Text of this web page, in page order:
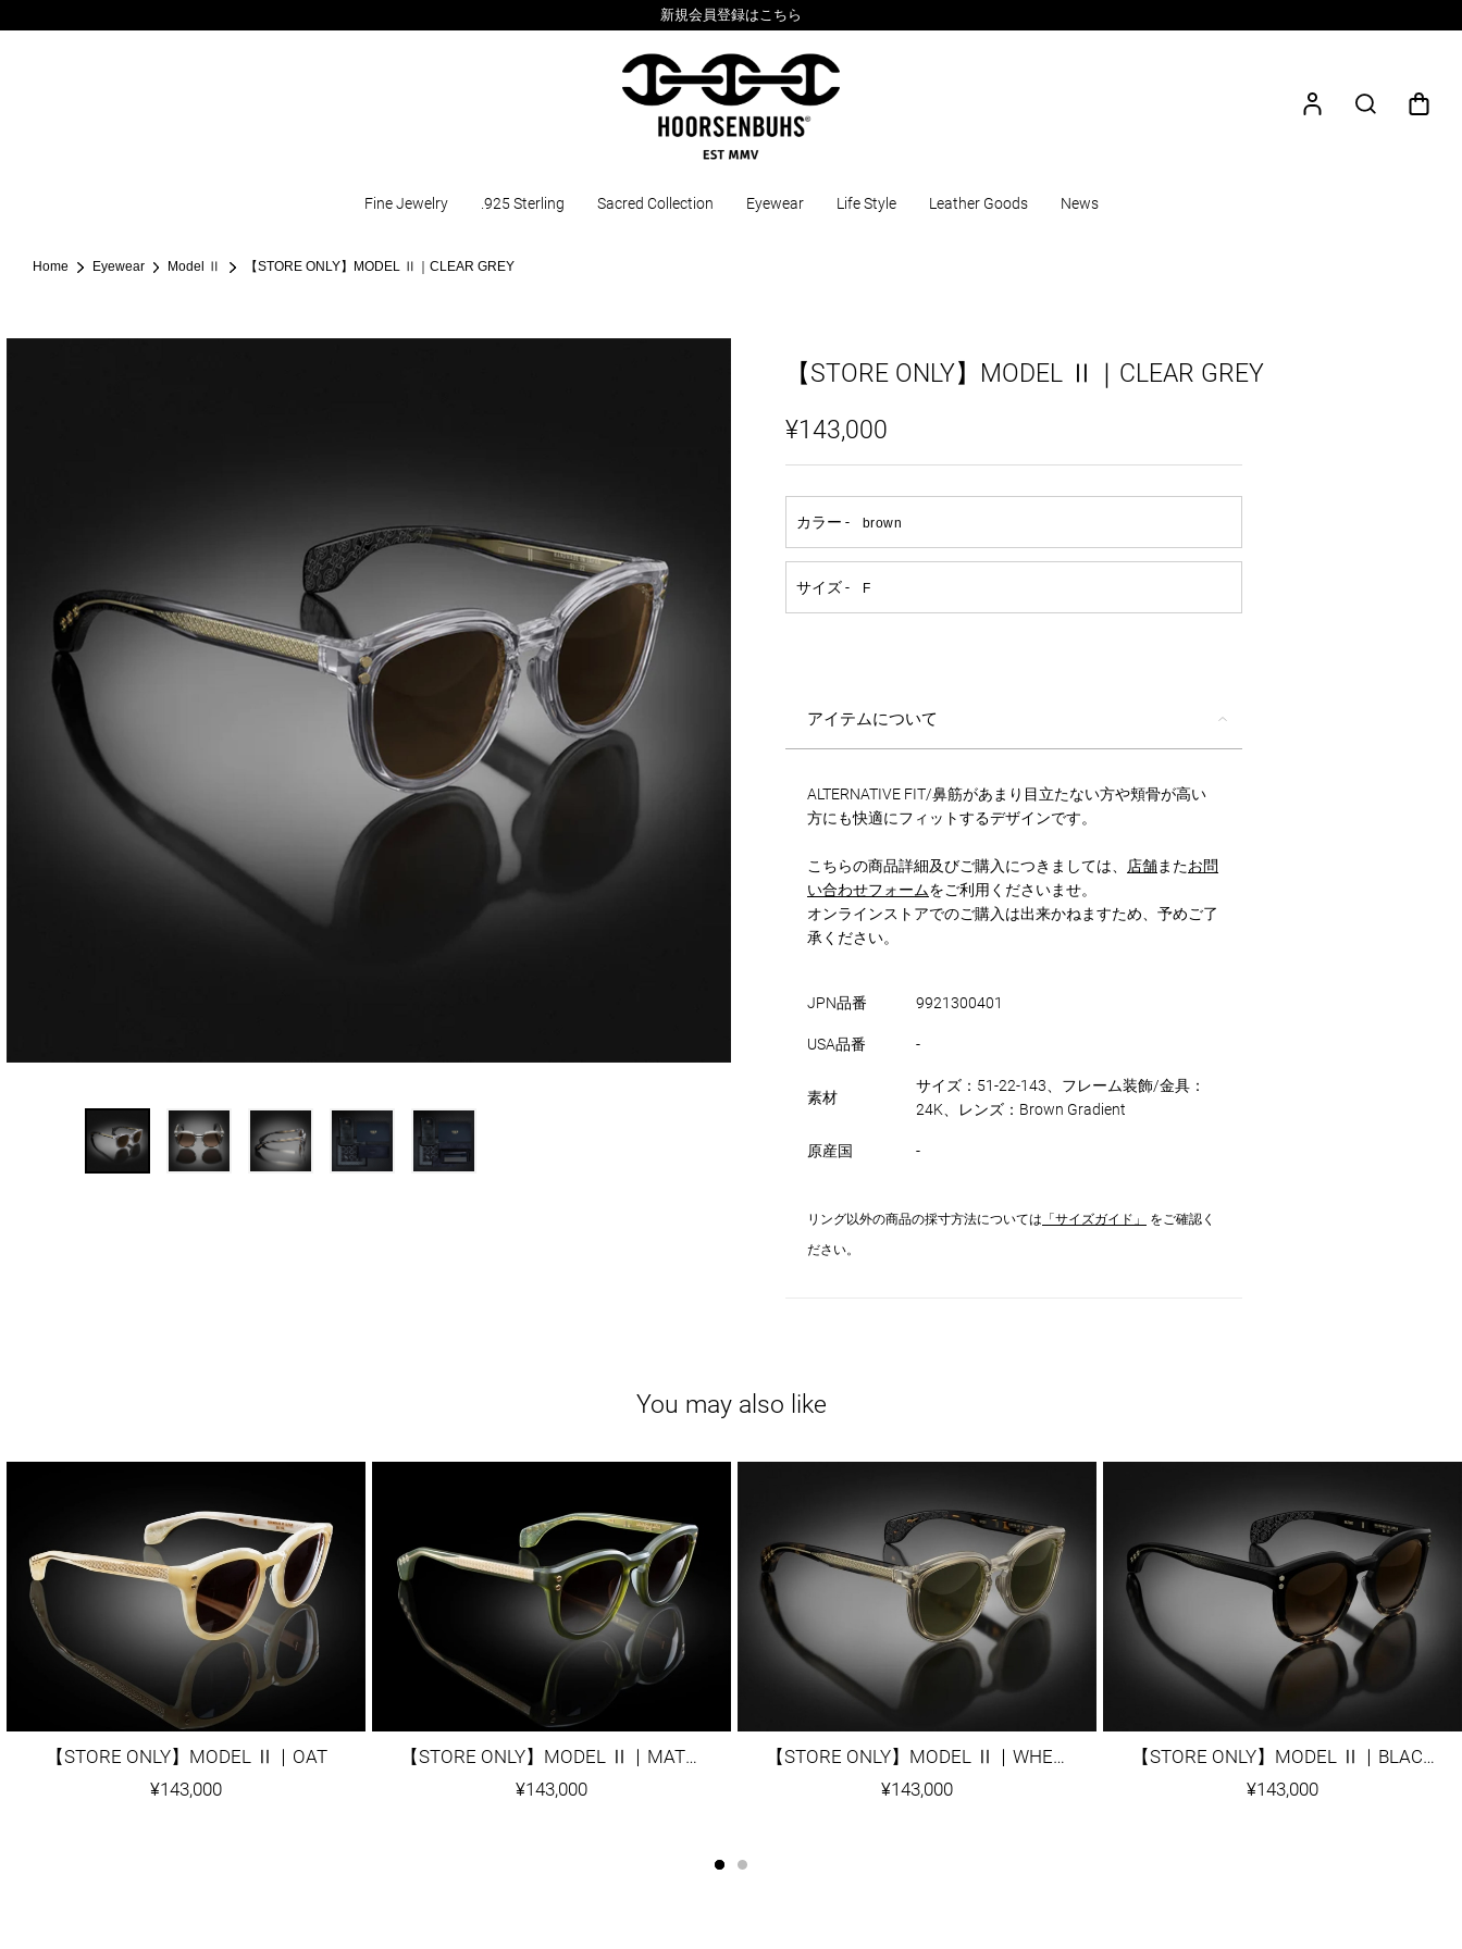
新規会員登録はこちら
Fine Jewelry .925 Sterling Sacred Collection Eyewear Life Style Leather Goods News
Home Eyewear Model Ⅱ 【STORE ONLY】MODEL Ⅱ｜CLEAR GREY
【STORE ONLY】MODEL Ⅱ｜CLEAR GREY
¥143,000
アイテムについて
ALTERNATIVE FIT/鼻筋があまり目立たない方や頬骨が高い
方にも快適にフィットするデザインです。
こちらの商品詳細及びご購入につきましては、 店舗またお問
い合わせフォームをご利用くださいませ。
オンラインストアでのご購入は出来かねますため、予めご了
承ください。
JPN品番 9921300401
USA品番 -
素材
サイズ：51-22-143、フレーム装飾/金具：
24K、レンズ：Brown Gradient
原産国 -
リング以外の商品の採寸方法については 「サイズガイド」
をご確認く
ださい。
You may also like
【STORE ONLY】MODEL Ⅱ｜OAT
¥143,000
【STORE ONLY】MODEL Ⅱ｜MATTE ARMY GREEN
¥143,000
【STORE ONLY】MODEL Ⅱ｜WHEAT CRYSTAL
¥143,000
【STORE ONLY】MODEL Ⅱ｜BLACK/TORTOISE FADE
¥143,000